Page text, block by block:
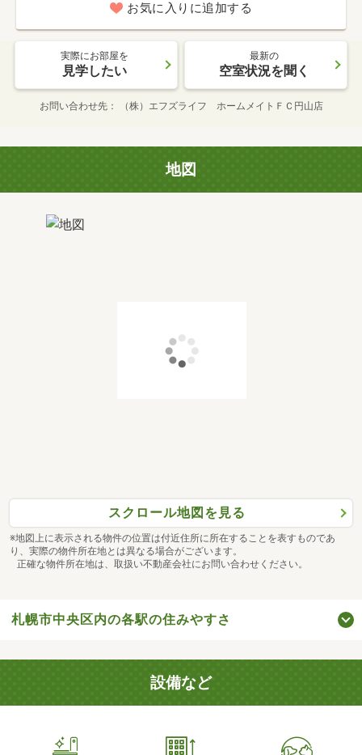
お気に入りに追加する
実際にお部屋を
見学したい
最新の
空室状況を聞く
お問い合わせ先 （株）エフズライフ ホームメイトＦＣ円山店
地図
スクロール地図を見る
※地図上に表示される物件の位置は付近住所に所在することを表すものであ
り、実際の物件所在地とは異なる場合がございます。
正確な物件所在地は、取扱い不動産会社にお問い合わせください。
札幌市中央区内の各駅の住みやすさ
設備など